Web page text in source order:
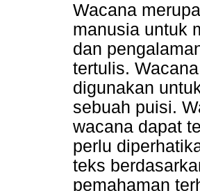
Wacana
manusia untuk
dan
tertulis.
digunakan
sebuah puisi.
wacana dapat
perlu
teks
pemahaman